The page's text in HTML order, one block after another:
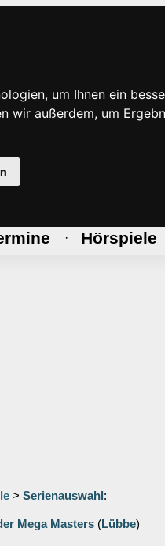
um Ihnen ein
wir außerdem, um
· Hörspiele
> Serienauswahl :
Mega Masters (Lübbe)